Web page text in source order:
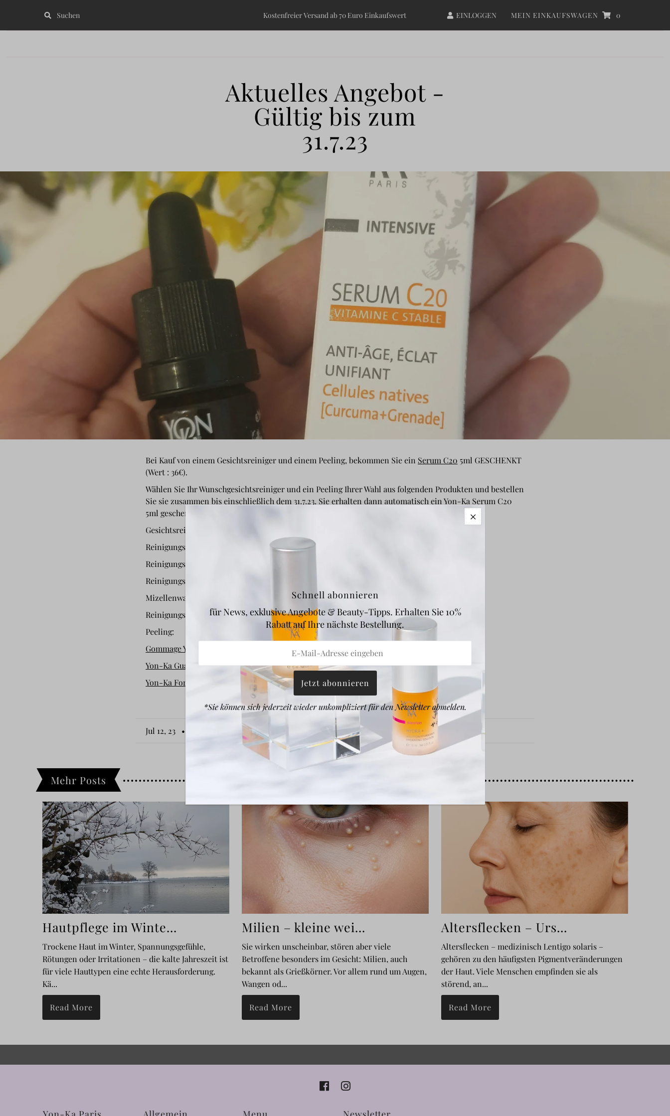
Kostenfreier Versand ab 70 Euro Einkaufswert EINLOGGEN MEIN EINKAUFSWAGEN 0
Aktuelles Angebot -
Gültig bis zum
31.7.23
Bei Kauf von einem Gesichtsreiniger und einem Peeling, bekommen Sie ein Serum C20 5ml GESCHENKT
(Wert : 36€).
Wählen Sie Ihr Wunschgesichtsreiniger und ein Peeling Ihrer Wahl aus folgenden Produkten und bestellen
Sie sie zusammen bis einschließlich dem 31.7.23. Sie erhalten dann automatisch ein Yon-Ka Serum C20
5ml geschenkt dazu.
Gesichtsreiniger:
Reinigungsmilch
Yon-Ka Lait Nettoyant200 ml
Reinigungsgel
Reinigungscreme
Mizellenwasser
200 ml
Reinigungsgeld
Yon-Ka For Men Gel Mousse100 ml
Peeling:
Gommage Yon-Ka
Yon-Ka Guarana Scrub50 ml
Yon-Ka For Men Scrub Mousse 50 ml
Jul 12, 23 • By Anja TEILEN
Mehr Posts
Hautpflege im Winte...
Trockene Haut im Winter, Spannungsgefühle,
Rötungen oder Irritationen – die kalte Jahreszeit ist
für viele Hauttypen eine echte Herausforderung.
Kä...
Read More
Milien – kleine wei...
Sie wirken unscheinbar, stören aber viele
Betroffene besonders im Gesicht: Milien, auch
bekannt als Grießkörner. Vor allem rund um Augen,
Wangen od...
Read More
Altersflecken – Urs...
Altersflecken – medizinisch Lentigo solaris –
gehören zu den häufigsten Pigmentveränderungen
der Haut. Viele Menschen empfinden sie als
störend, an...
Read More
Schnell abonnieren
für News, exklusive Angebote & Beauty-Tipps. Erhalten Sie 10%
Rabatt auf Ihre nächste Bestellung.
*Sie können sich jederzeit wieder unkompliziert für den Newsletter abmelden.